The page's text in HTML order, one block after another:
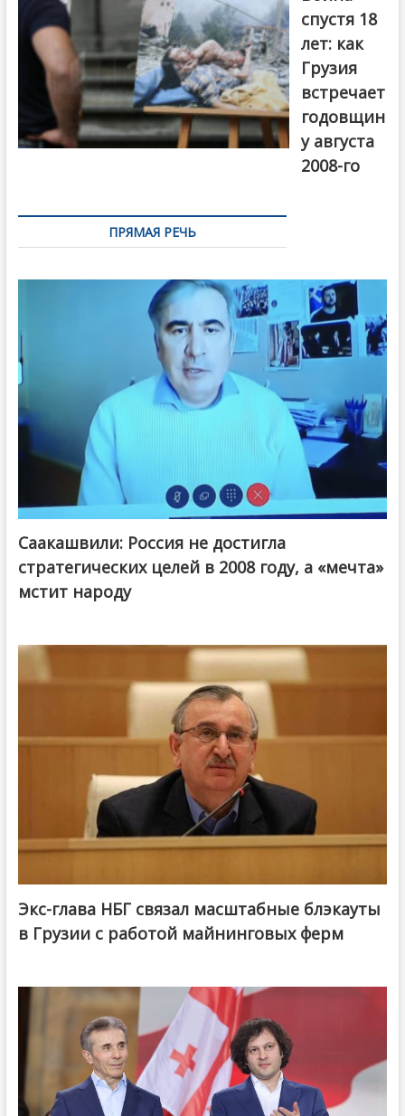
спустя 18
лет: как
Грузия
встречает
годовщин
у августа
2008-го
ПРЯМАЯ РЕЧЬ
Саакашвили: Россия не достигла
стратегических целей в 2008 году, а «мечта»
мстит народу
Экс-глава НБГ связал масштабные блэкауты
в Грузии с работой майнинговых ферм